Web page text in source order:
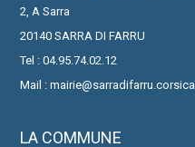
2, A Sarra
20140 SARRA DI FARRU
Tel : 04.95.74.02.12
Mail : mairie@sarradifarru.corsica
LA COMMUNE